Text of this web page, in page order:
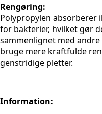
Rengøring:
Polypropylen absorberer
for bakterier, hvilket gør
sammenlignet med
bruge mere kraftfulde
genstridige pletter.
Information: